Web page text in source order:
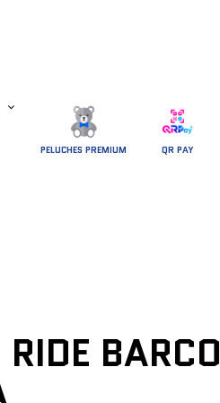
PELUCHES PREMIUM QR PAY
BARCO